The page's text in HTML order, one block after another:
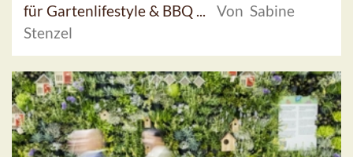
für Gartenlifestyle & BBQ ...
Von Sabine
Stenzel